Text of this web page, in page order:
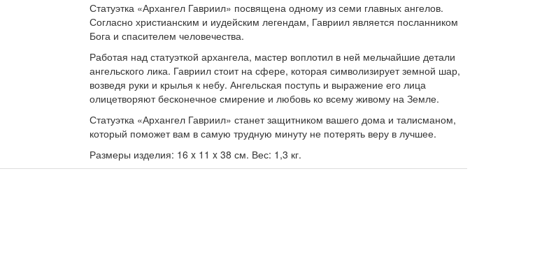
Статуэтка «Архангел Гавриил» посвящена одному из семи главных ангелов.
Согласно христианским и иудейским легендам, Гавриил является посланником
Бога и спасителем человечества.
Работая над статуэткой архангела, мастер воплотил в ней мельчайшие детали
ангельского лика. Гавриил стоит на сфере, которая символизирует земной шар,
возведя руки и крылья к небу. Ангельская поступь и выражение его лица
олицетворяют бесконечное смирение и любовь ко всему живому на Земле.
Статуэтка «Архангел Гавриил» станет защитником вашего дома и талисманом,
который поможет вам в самую трудную минуту не потерять веру в лучшее.
Размеры изделия: 16 x 11 x 38 см. Вес: 1,3 кг.